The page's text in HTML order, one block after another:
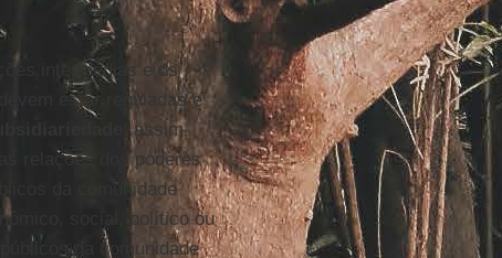
intermédias e os
estar reguladas e
, assim
relações dos poderes
da comunidade
social, político ou
da comunidade